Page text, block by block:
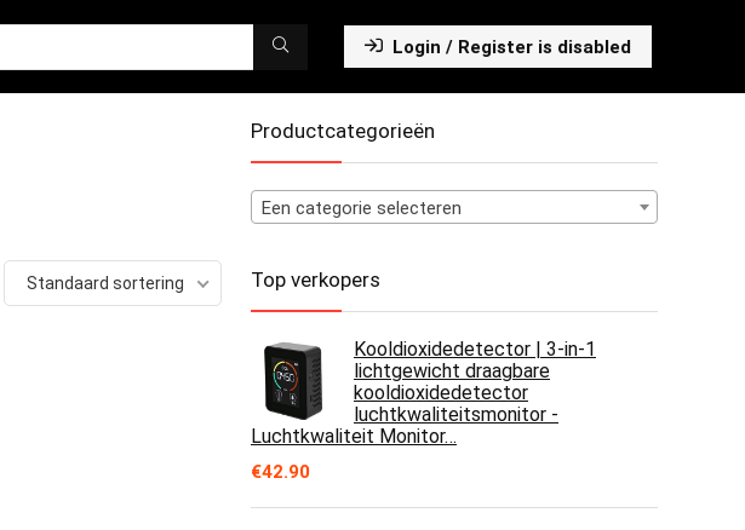
Login / Register is disabled
Standaard sortering
Productcategorieën
Een categorie selecteren
Top verkopers
Kooldioxidedetector | 3-in-1
lichtgewicht draagbare
kooldioxidedetector
luchtkwaliteitsmonitor -
Luchtkwaliteit Monitor…
€42.90